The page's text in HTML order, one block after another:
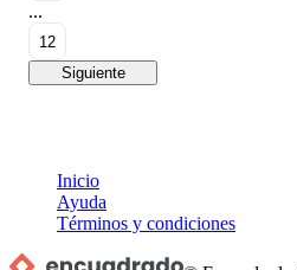
...
12
Siguiente
Inicio
Ayuda
Términos y condiciones